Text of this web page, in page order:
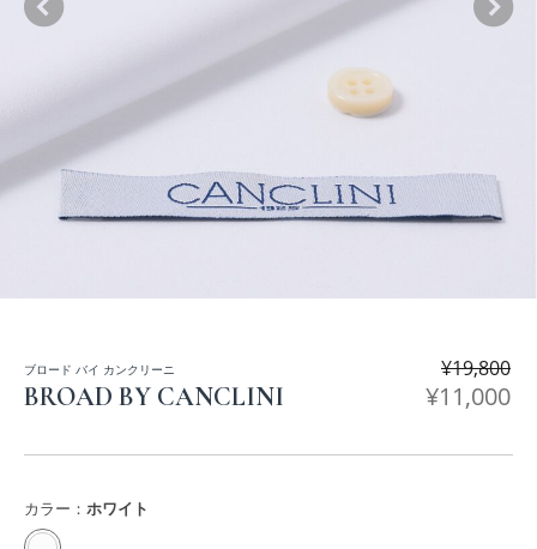
ブロード バイ カンクリーニ
BROAD BY CANCLINI
¥19,800
¥11,000
カラー： ホワイト